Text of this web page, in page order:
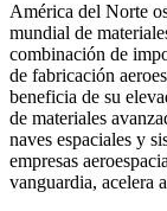
América del Norte
mundial de
combinación de
de fabricación
beneficia de su
de materiales
naves espaciales y
empresas
vanguardia, acelera